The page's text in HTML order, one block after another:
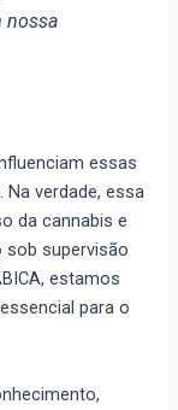
nossa
essas
verdade, essa
da cannabis e
supervisão
estamos
para o